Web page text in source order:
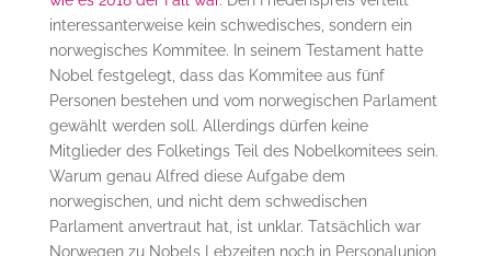
interessanterweise kein schwedisches, sondern ein
norwegisches Kommitee. In seinem Testament hatte
Nobel festgelegt, dass das Kommitee aus fünf
Personen bestehen und vom norwegischen Parlament
gewählt werden soll. Allerdings dürfen keine
Mitglieder des Folketings Teil des Nobelkomitees sein.
Warum genau Alfred diese Aufgabe dem
norwegischen, und nicht dem schwedischen
Parlament anvertraut hat, ist unklar. Tatsächlich war
Norwegen zu Nobels Lebzeiten noch in Personalunion